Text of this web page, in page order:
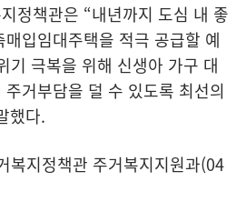
정책관은 “내년까지 도심 내 좋
입임대주택을 적극 공급할 예
기 극복을 위해 신생아 가구 대
거부담을 덜 수 있도록 최선의
했다.
복지정책관 주거복지지원과(04